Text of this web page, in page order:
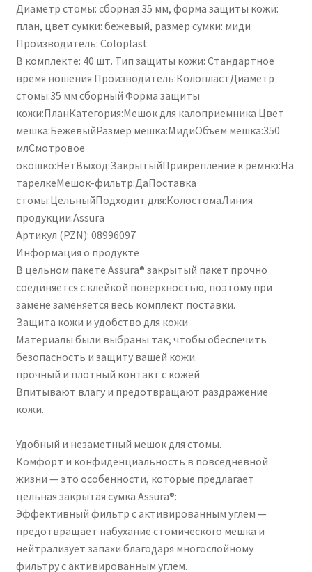
Диаметр стомы: сборная 35 мм, форма защиты кожи:
план, цвет сумки: бежевый, размер сумки: миди
Производитель: Coloplast
В комплекте: 40 шт. Тип защиты кожи: Стандартное
время ношения Производитель:КолопластДиаметр
стомы:35 мм сборный Форма защиты
кожи:ПланКатегория:Мешок для калоприемника Цвет
мешка:БежевыйРазмер мешка:МидиОбъем мешка:350
млСмотровое
окошко:НетВыход:ЗакрытыйПрикрепление к ремню:На
тарелкеМешок-фильтр:ДаПоставка
стомы:ЦельныйПодходит для:КолостомаЛиния
продукции:Assura
Артикул (PZN): 08996097
Информация о продукте
В цельном пакете Assura® закрытый пакет прочно
соединяется с клейкой поверхностью, поэтому при
замене заменяется весь комплект поставки.
Защита кожи и удобство для кожи
Материалы были выбраны так, чтобы обеспечить
безопасность и защиту вашей кожи.
прочный и плотный контакт с кожей
Впитывают влагу и предотвращают раздражение
кожи.
Удобный и незаметный мешок для стомы.
Комфорт и конфиденциальность в повседневной
жизни — это особенности, которые предлагает
цельная закрытая сумка Assura®:
Эффективный фильтр с активированным углем —
предотвращает набухание стомического мешка и
нейтрализует запахи благодаря многослойному
фильтру с активированным углем.